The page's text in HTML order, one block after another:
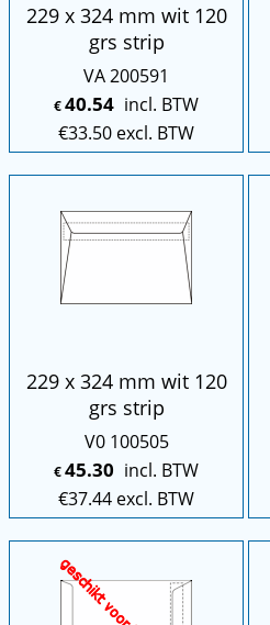
229 x 324 mm wit 120
grs strip
VA 200591
€40.54 incl. BTW
€33.50 excl. BTW
229 x 324 mm wit 120
grs strip
V0 100505
€45.30 incl. BTW
€37.44 excl. BTW